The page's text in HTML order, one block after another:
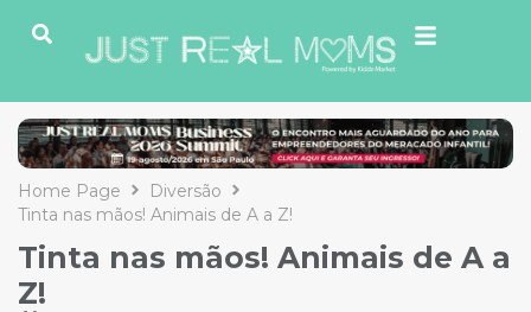
Home Page
Diversão
Tinta nas mãos! Animais de A a Z!
Tinta nas mãos! Animais de A a
Z!